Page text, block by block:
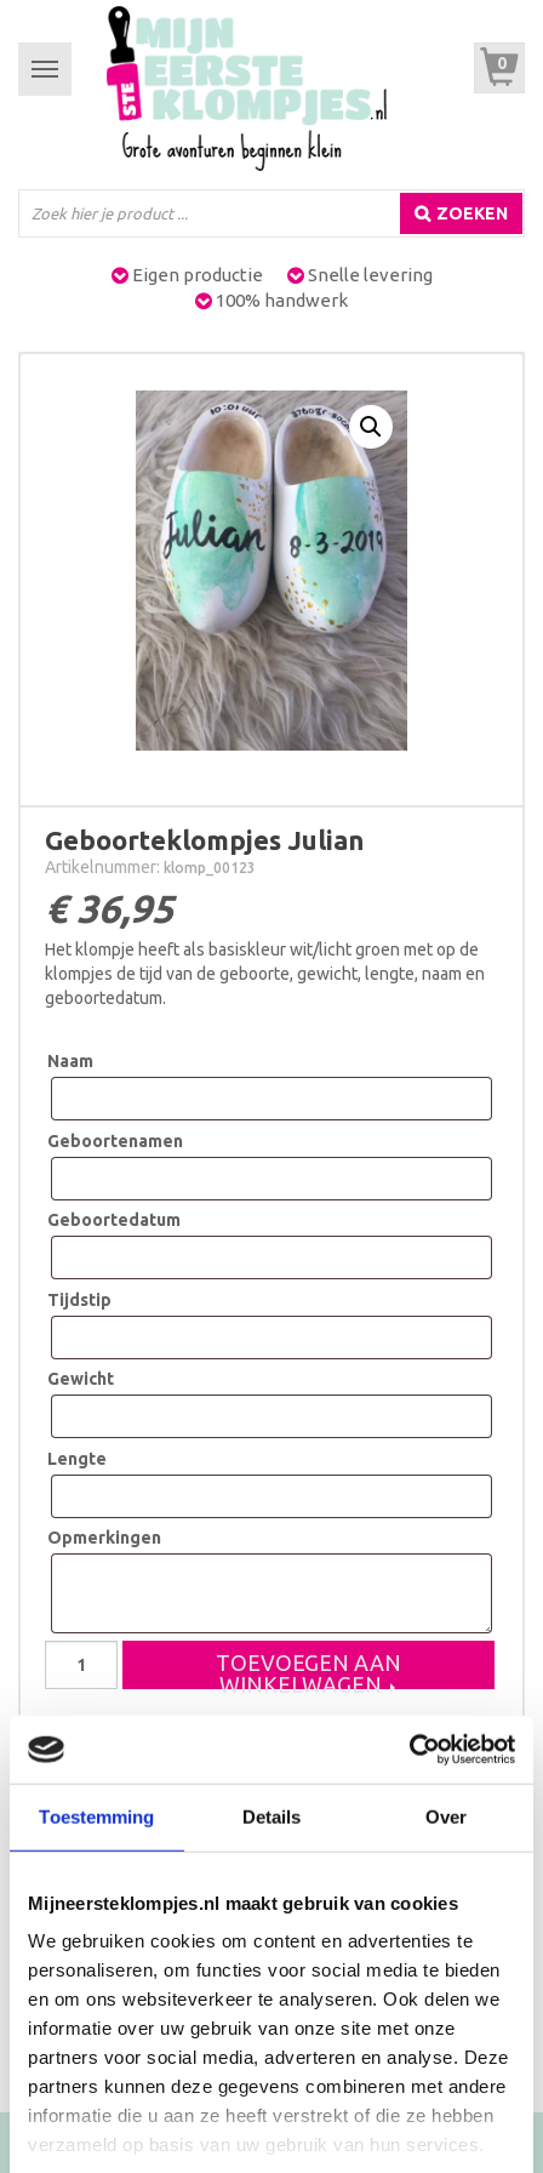
Toestemming Details Over
Mijneersteklompjes.nl maakt gebruik van cookies
We gebruiken cookies om content en advertenties te
personaliseren, om functies voor social media te bieden
en om ons websiteverkeer te analyseren. Ook delen we
informatie over uw gebruik van onze site met onze
partners voor social media, adverteren en analyse. Deze
partners kunnen deze gegevens combineren met andere
informatie die u aan ze heeft verstrekt of die ze hebben
verzameld op basis van uw gebruik van hun services.
Toggle
navigation
0
ZOEKEN
Eigen productie
Snelle levering
100% handwerk
Geboorteklompjes Julian
Artikelnummer: klomp_00123
€36,95
Het klompje heeft als basiskleur wit/licht groen met op de
klompjes de tijd van de geboorte, gewicht, lengte, naam en
geboortedatum.
Naam
Geboortenamen
Geboortedatum
Tijdstip
Gewicht
Lengte
Opmerkingen
Julian
TOEVOEGEN AAN
WINKELWAGEN
Klompje met de naam Julian